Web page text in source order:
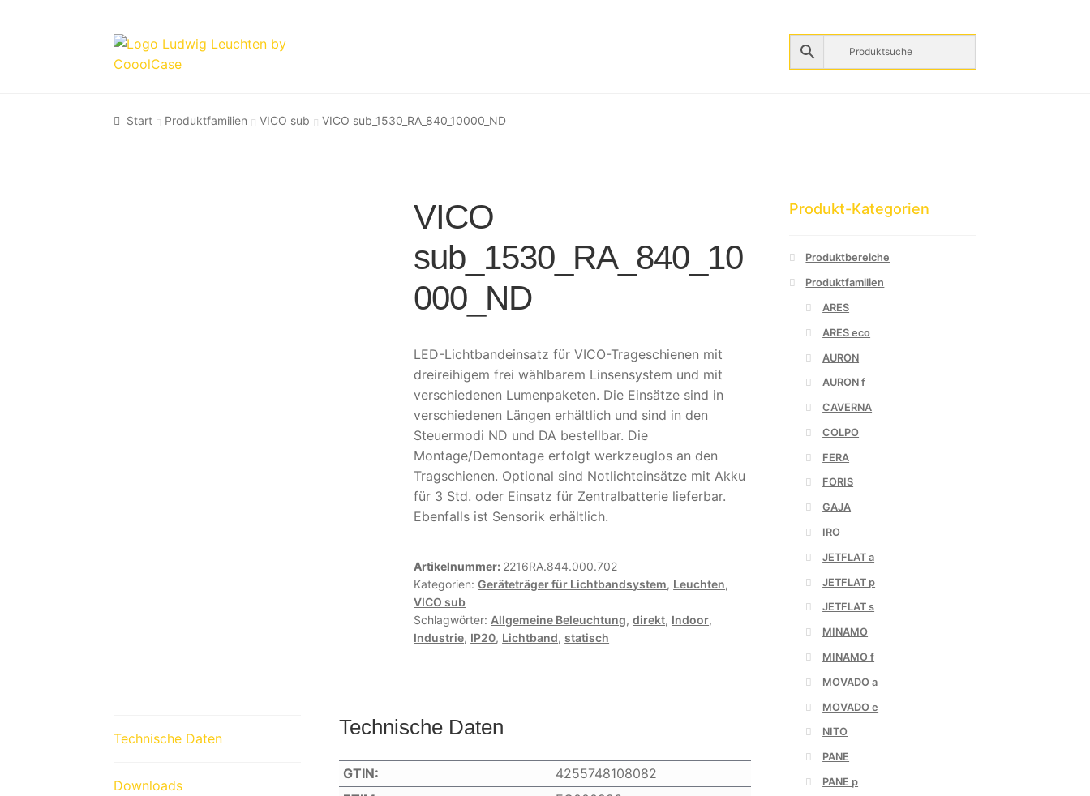
Zur
Navigation
Zum
Inhalt
Start Produktfamilien VICO sub VICO sub_1530_RA_840_10000_ND
VICO
sub_1530_RA_840_10
000_ND
LED-Lichtbandeinsatz für VICO-Trageschienen mit
dreireihigem frei wählbarem Linsensystem und mit
verschiedenen Lumenpaketen. Die Einsätze sind in
verschiedenen Längen erhältlich und sind in den
Steuermodi ND und DA bestellbar. Die
Montage/Demontage erfolgt werkzeuglos an den
Tragschienen. Optional sind Notlichteinsätze mit Akku
für 3 Std. oder Einsatz für Zentralbatterie lieferbar.
Ebenfalls ist Sensorik erhältlich.
Artikelnummer: 2216RA.844.000.702
Kategorien:Geräteträger für Lichtbandsystem, Leuchten,
VICO sub
Schlagwörter: Allgemeine Beleuchtung,direkt, Indoor,
Industrie, IP20, Lichtband,statisch
Technische Daten
Downloads
Technische Daten
GTIN:
4255748108082
Produkt-Kategorien
Produktbereiche
Produktfamilien
ARES
ARES eco
AURON
AURON f
CAVERNA
COLPO
FERA
FORIS
GAJA
IRO
JETFLAT a
JETFLAT p
JETFLAT s
MINAMO
MINAMO f
MOVADO a
MOVADO e
NITO
PANE
PANE p